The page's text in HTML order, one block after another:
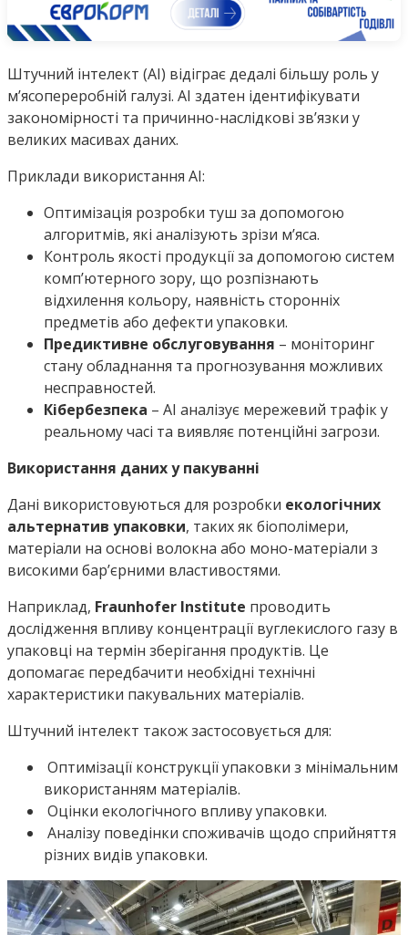
Штучний інтелект (AI) відіграє дедалі більшу роль у
м’ясопереробній галузі. AI здатен ідентифікувати
закономірності та причинно-наслідкові зв’язки у
великих масивах даних.
Приклади використання AI:
Оптимізація розробки туш за допомогою
алгоритмів, які аналізують зрізи м’яса.
Контроль якості продукції за допомогою систем
комп’ютерного зору, що розпізнають
відхилення кольору, наявність сторонніх
предметів або дефекти упаковки.
Предиктивне обслуговування – моніторинг
стану обладнання та прогнозування можливих
несправностей.
Кібербезпека – AI аналізує мережевий трафік у
реальному часі та виявляє потенційні загрози.
Використання даних у пакуванні
Дані використовуються для розробки екологічних
альтернатив упаковки, таких як біополімери,
матеріали на основі волокна або моно-матеріали з
високими бар’єрними властивостями.
Наприклад, Fraunhofer Institute проводить
дослідження впливу концентрації вуглекислого газу в
упаковці на термін зберігання продуктів. Це
допомагає передбачити необхідні технічні
характеристики пакувальних матеріалів.
Штучний інтелект також застосовується для:
Оптимізації конструкції упаковки з мінімальним
використанням матеріалів.
Оцінки екологічного впливу упаковки.
Аналізу поведінки споживачів щодо сприйняття
різних видів упаковки.